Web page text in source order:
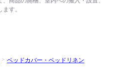
す。
ベッドカバー・ベッドリネン